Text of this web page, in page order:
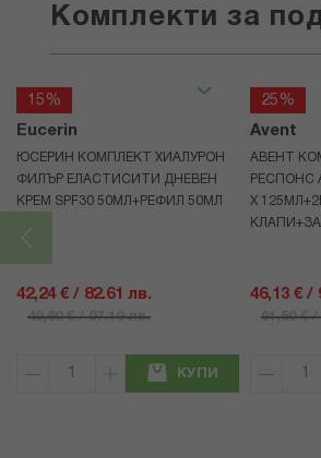
Комплекти за
15%
Eucerin
ЮСЕРИН КОМПЛЕКТ ХИАЛУРОН
ФИЛЪР ЕЛАСТИСИТИ ДНЕВЕН
КРЕМ SPF30 50МЛ+РЕФИЛ 50МЛ
42,24 € / 82.61 лв.
49,69 € / 97.19 лв.
КУПИ
25%
Avent
АВЕНТ
РЕСПОНС
Х
46,13 € /
61,50 €